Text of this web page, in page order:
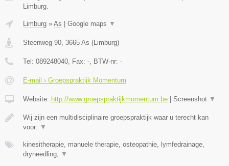
Limburg.
Limburg » As Google maps ▼
Steenweg 90, 3665 As (Limburg)
Tel: 089248040, Fax: -, BTW-nr: -
E-mail › Groepspraktijk Momentum
Website: http://www.groepspraktijkmomentum.be Screenshot ▼
Wij zijn een multidisciplinaire groepspraktijk waar u terecht kan
voor: ▼
kinesitherapie, manuele therapie, osteopathie, lymfedrainage,
dryneedling, ▼